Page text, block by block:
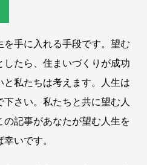
手に入れる手段です。望む
したら、住まいづくりが成功
と私たちは考えます。人生は
さい。私たちと共に望む人
記事があなたが望む人生を
いです。